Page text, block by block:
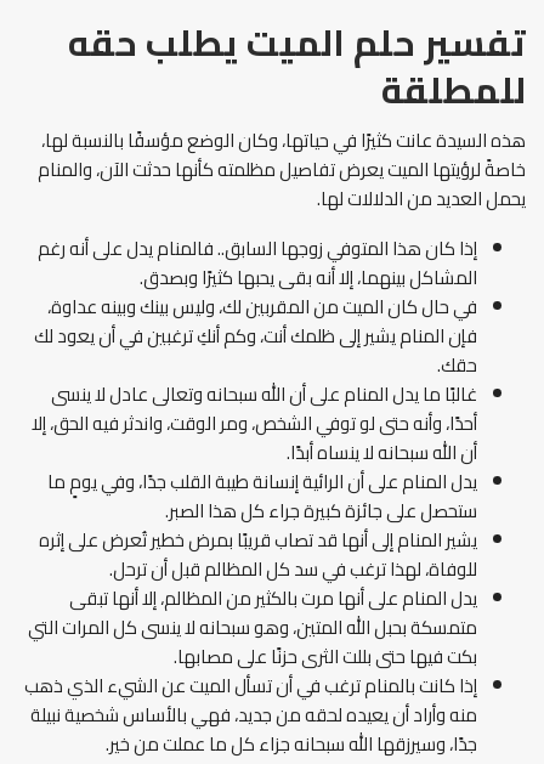
تفسير حلم الميت يطلب حقه
للمطلقة
هذه السيدة عانت كثيرًا في حياتها، وكان الوضع مؤسفًا بالنسبة لها،
خاصةً لرؤيتها الميت يعرض تفاصيل مظلمته كأنها حدثت الآن، والمنام
يحمل العديد من الدلالات لها.
إذا كان هذا المتوفي زوجها السابق.. فالمنام يدل على أنه رغم
المشاكل بينهما، إلا أنه بقى يحبها كثيرًا وبصدق.
في حال كان الميت من المقربين لك، وليس بينك وبينه عداوة،
فإن المنام يشير إلى ظلمك أنت، وكم أنكِ ترغبين في أن يعود لك
حقك.
غالبًا ما يدل المنام على أن الله سبحانه وتعالى عادل لا ينسى
أحدًا، وأنه حتى لو توفي الشخص، ومر الوقت، واندثر فيه الحق، إلا
أن الله سبحانه لا ينساه أبدًا.
يدل المنام على أن الرائية إنسانة طيبة القلب جدًا، وفي يومٍ ما
ستحصل على جائزة كبيرة جراء كل هذا الصبر.
يشير المنام إلى أنها قد تصاب قريبًا بمرض خطير تُعرض على إثره
للوفاة، لهذا ترغب في سد كل المظالم قبل أن ترحل.
يدل المنام على أنها مرت بالكثير من المظالم، إلا أنها تبقى
متمسكة بحبل الله المتين، وهو سبحانه لا ينسى كل المرات التي
بكت فيها حتى بللت الثرى حزنًا على مصابها.
إذا كانت بالمنام ترغب في أن تسأل الميت عن الشيء الذي ذهب
منه وأراد أن يعيده لحقه من جديد، فهي بالأساس شخصية نبيلة
جدًا، وسيرزقها الله سبحانه جزاء كل ما عملت من خير.